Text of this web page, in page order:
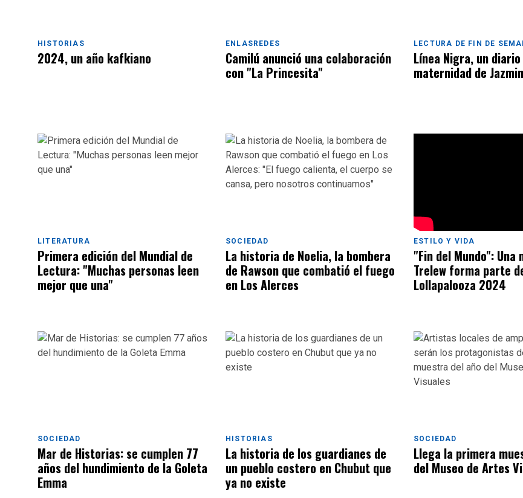
HISTORIAS
2024, un año kafkiano
ENLASREDES
Camilú anunció una colaboración
con "La Princesita"
LECTURA DE FIN DE
Línea Nigra, un
maternidad de
LITERATURA
Primera edición del Mundial de
Lectura: "Muchas personas leen
mejor que una"
SOCIEDAD
La historia de Noelia, la bombera
de Rawson que combatió el fuego
en Los Alerces
ESTILO Y VIDA
"Fin del Mundo": Una
Trelew forma parte
Lollapalooza 2024
SOCIEDAD
Mar de Historias: se cumplen 77
años del hundimiento de la Goleta
Emma
HISTORIAS
La historia de los guardianes de
un pueblo costero en Chubut que
ya no existe
SOCIEDAD
Llega la primera
del Museo de Artes